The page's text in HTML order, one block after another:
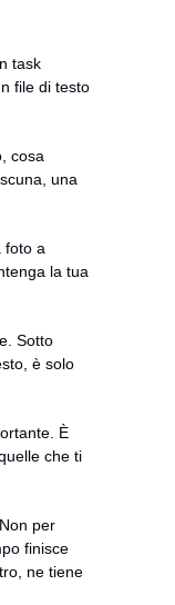
task
file di testo
cosa
una
foto a
la tua
Sotto
è solo
È
che ti
per
finisce
ne tiene